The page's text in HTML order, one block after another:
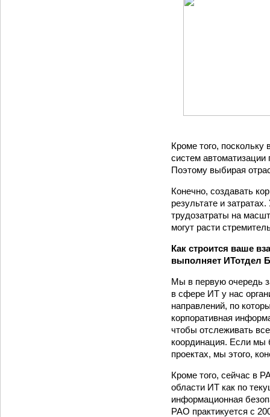
Кроме того, поскольку
систем
Поэтому выбирая
Конечно, создавать
результате и
трудозатраты на
могут расти
Как строится ваше
выполняет ИТ­отдел
Мы в первую очередь
в сфере ИТ у нас
направлений, по
корпоративная
чтобы отслеживать
координация. Если мы
проектах, мы этого,
Кроме того, сейчас в
области ИТ как по
информационная
РАО практикуется с